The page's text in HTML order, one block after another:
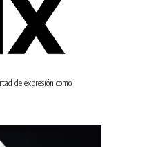
de expresión como